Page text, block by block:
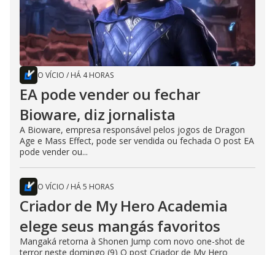
O VÍCIO / HÁ 4 HORAS
EA pode vender ou fechar
Bioware, diz jornalista
A Bioware, empresa responsável pelos jogos de Dragon
Age e Mass Effect, pode ser vendida ou fechada O post EA
pode vender ou...
O VÍCIO / HÁ 5 HORAS
Criador de My Hero Academia
elege seus mangás favoritos
Mangaká retorna à Shonen Jump com novo one-shot de
terror neste domingo (9) O post Criador de My Hero